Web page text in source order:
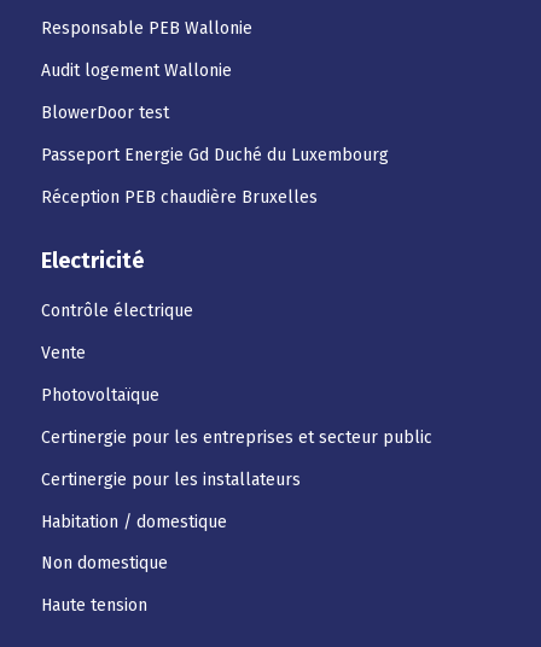
Responsable PEB Wallonie
Audit logement Wallonie
BlowerDoor test
Passeport Energie Gd Duché du Luxembourg
Réception PEB chaudière Bruxelles
Electricité
Contrôle électrique
Vente
Photovoltaïque
Certinergie pour les entreprises et secteur public
Certinergie pour les installateurs
Habitation / domestique
Non domestique
Haute tension